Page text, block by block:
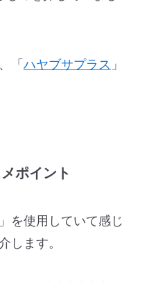
「 ハヤブサプラス 」
ポイント
を使用していて感じ
します。